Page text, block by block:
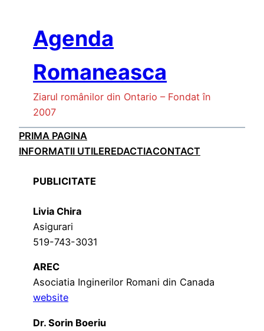
contentAgenda
Romaneasca
Ziarul românilor din Ontario – Fondat în
2007
PRIMA PAGINA
INFORMATII UTILEREDACTIACONTACT
PUBLICITATE
Livia Chira
Asigurari
519-743-3031
AREC
Asociatia Inginerilor Romani din Canada
website
Dr. Sorin Boeriu